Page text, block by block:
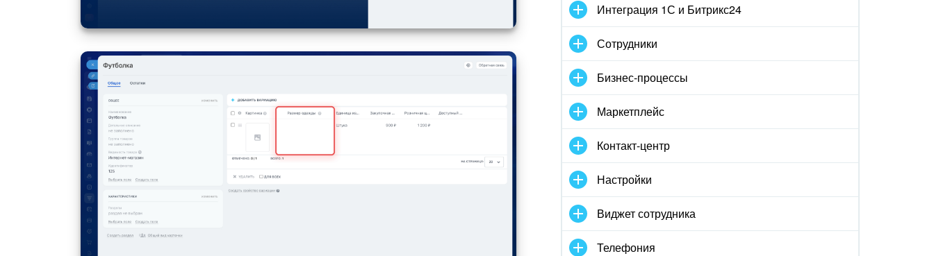
Интеграция 1С и Битрикс24
Сотрудники
Бизнес-процессы
Маркетплейс
Контакт-центр
Настройки
Виджет сотрудника
Телефония